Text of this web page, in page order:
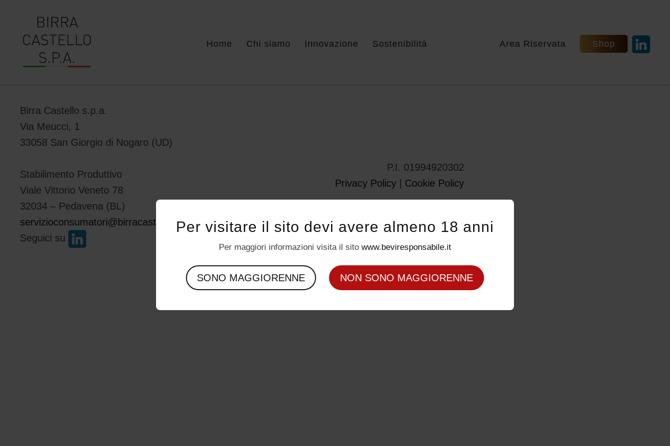
Home Chi siamo Innovazione Sostenibilità Area Riservata Shop
Birra Castello s.p.a.
Via Meucci, 1
33058 San Giorgio di Nogaro (UD)
Stabilimento Produttivo
Viale Vittorio Veneto 78
32034 – Pedavena (BL)
servizioconsumatori@birracastello.it
Seguici su
P.I. 01994920302
Privacy Policy
Cookie Policy
Per visitare il sito devi avere almeno 18 anni
Per maggiori informazioni visita il sito www.beviresponsabile.it
SONO MAGGIORENNE NON SONO MAGGIORENNE